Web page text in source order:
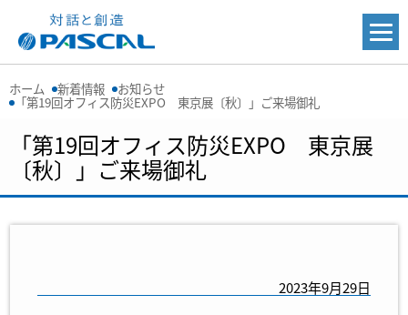
ホーム 新着情報 お知らせ
「第19回オフィス防災EXPO 東京展〔秋〕」ご来場御礼
「第19回オフィス防災EXPO 東京展
〔秋〕」ご来場御礼
2023年9月29日